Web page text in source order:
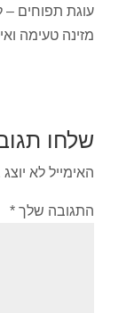
עוגת תפוחים –
מזינה טעימה
שלחו
האימייל לא
התגובה שלך *